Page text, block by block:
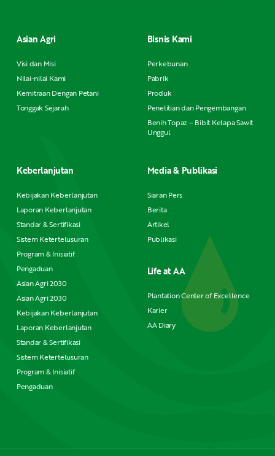
Asian Agri
Visi dan Misi
Nilai-nilai Kami
Kemitraan Dengan Petani
Tonggak Sejarah
Bisnis Kami
Perkebunan
Pabrik
Produk
Penelitian dan Pengembangan
Benih Topaz – Bibit Kelapa Sawit
Unggul
Keberlanjutan
Kebijakan Keberlanjutan
Laporan Keberlanjutan
Standar & Sertifikasi
Sistem Ketertelusuran
Program & Inisiatif
Pengaduan
Asian Agri 2030
Asian Agri 2030
Kebijakan Keberlanjutan
Laporan Keberlanjutan
Standar & Sertifikasi
Sistem Ketertelusuran
Program & Inisiatif
Pengaduan
Media & Publikasi
Siaran Pers
Berita
Artikel
Publikasi
Life at AA
Plantation Center of Excellence
Karier
AA Diary